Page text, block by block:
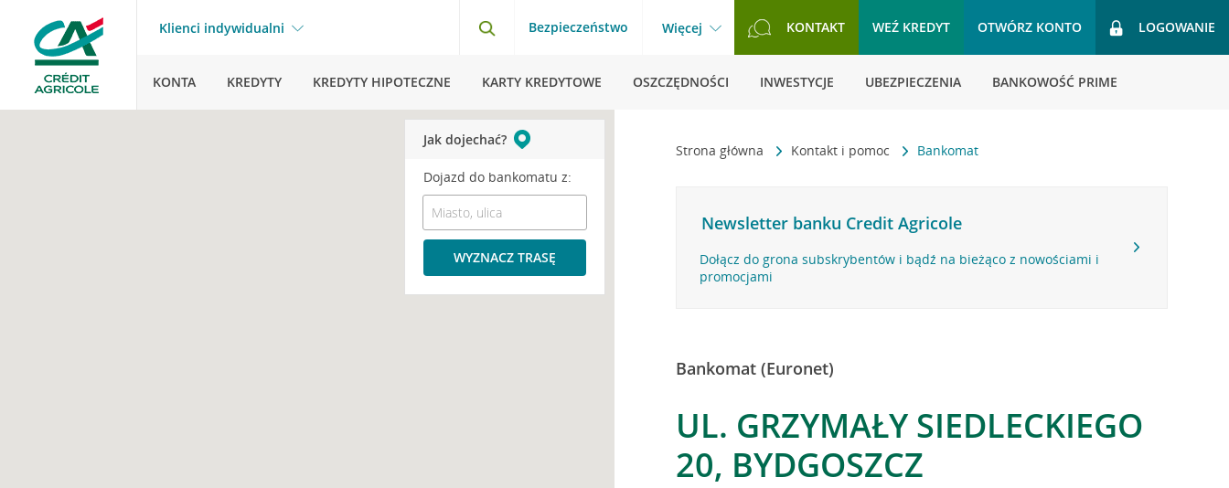
Klienci indywidualni Bezpieczeństwo Więcej KONTAKT WEŹ KREDYT OTWÓRZ KONTO LOGOWANIE
KONTA KREDYTY KREDYTY HIPOTECZNE KARTY KREDYTOWE OSZCZĘDNOŚCI INWESTYCJE UBEZPIECZENIA BANKOWOŚĆ PRIME
Strona główna Kontakt i pomoc Bankomat
Newsletter banku Credit Agricole
Dołącz do grona subskrybentów i bądź na bieżąco z nowościami i
promocjami
Bankomat (Euronet)
UL. GRZYMAŁY SIEDLECKIEGO
20, BYDGOSZCZ
Jak dojechać?
Dojazd do bankomatu z:
WYZNACZ TRASĘ